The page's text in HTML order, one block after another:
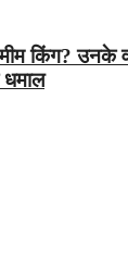
किंग? उनके